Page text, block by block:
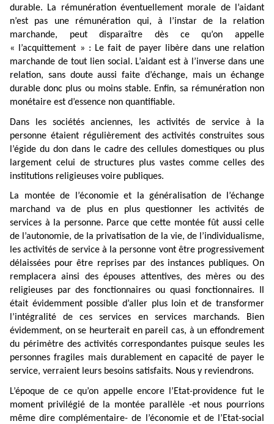
durable. La rémunération éventuellement morale de l’aidant
n’est pas une rémunération qui, à l’instar de la relation
marchande, peut disparaître dès ce qu’on appelle
« l’acquittement » : Le fait de payer libère dans une relation
marchande de tout lien social. L’aidant est à l’inverse dans une
relation, sans doute aussi faite d’échange, mais un échange
durable donc plus ou moins stable. Enfin, sa rémunération non
monétaire est d’essence non quantifiable.
Dans les sociétés anciennes, les activités de service à la
personne étaient régulièrement des activités construites sous
l’égide du don dans le cadre des cellules domestiques ou plus
largement celui de structures plus vastes comme celles des
institutions religieuses voire publiques.
La montée de l’économie et la généralisation de l’échange
marchand va de plus en plus questionner les activités de
services à la personne. Parce que cette montée fût aussi celle
de l’autonomie, de la privatisation de la vie, de l’individualisme,
les activités de service à la personne vont être progressivement
délaissées pour être reprises par des instances publiques. On
remplacera ainsi des épouses attentives, des mères ou des
religieuses par des fonctionnaires ou quasi fonctionnaires. Il
était évidemment possible d’aller plus loin et de transformer
l’intégralité de ces services en services marchands. Bien
évidemment, on se heurterait en pareil cas, à un effondrement
du périmètre des activités correspondantes puisque seules les
personnes fragiles mais durablement en capacité de payer le
service, verraient leurs besoins satisfaits. Nous y reviendrons.
L’époque de ce qu’on appelle encore l’Etat-providence fut le
moment privilégié de la montée parallèle -et nous pourrions
même dire complémentaire- de l’économie et de l’Etat-social